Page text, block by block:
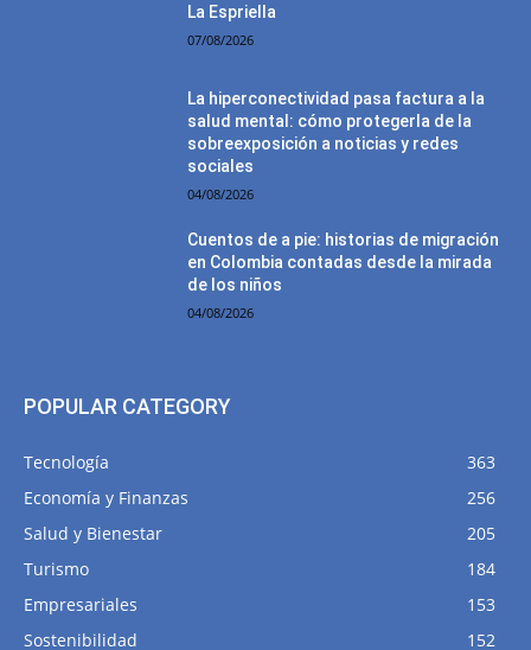
La Espriella
07/08/2026
La hiperconectividad pasa factura a la
salud mental: cómo protegerla de la
sobreexposición a noticias y redes
sociales
04/08/2026
Cuentos de a pie: historias de migración
en Colombia contadas desde la mirada
de los niños
04/08/2026
POPULAR CATEGORY
Tecnología
363
Economía y Finanzas
256
Salud y Bienestar
205
Turismo
184
Empresariales
153
Sostenibilidad
152